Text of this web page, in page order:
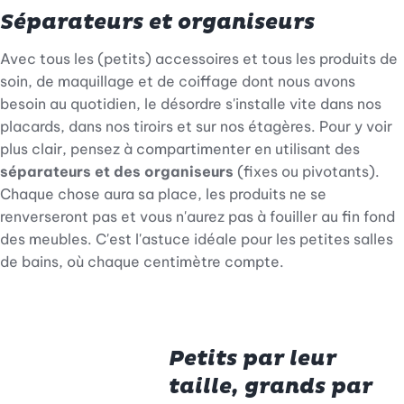
Séparateurs et organiseurs
Avec tous les (petits) accessoires et tous les produits de
soin, de maquillage et de coiffage dont nous avons
besoin au quotidien, le désordre s'installe vite dans nos
placards, dans nos tiroirs et sur nos étagères. Pour y voir
plus clair, pensez à compartimenter en utilisant des
séparateurs et des organiseurs (fixes ou pivotants).
Chaque chose aura sa place, les produits ne se
renverseront pas et vous n'aurez pas à fouiller au fin fond
des meubles. C'est l'astuce idéale pour les petites salles
de bains, où chaque centimètre compte.
Petits par leur
taille, grands par